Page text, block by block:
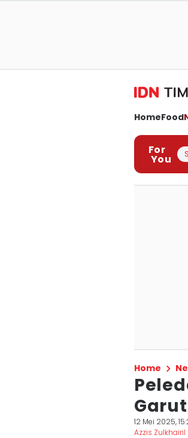
HomeFood
For
You
Home
12 Mei 2025,
Azzis Zulkhairil